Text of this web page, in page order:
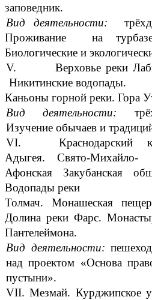
заповедник.
Вид деятельности:
Проживание на турбазе
Биологические и
V. Верховье реки Лабы,
Никитинские водопады.
Каньоны горной реки. Гора
Вид деятельности:
Изучение обычаев и
VI. Краснодарский
Адыгея. Свято-Михайло-
Афонская Закубанская
Водопады реки
Толмач. Монашеская
Долина реки Фарс.
Пантелеймона.
Вид деятельности:
над проектом «Основа
пустыни».
VII. Мезмай. Курджипское